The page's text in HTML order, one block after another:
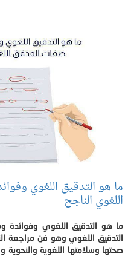
ما هو التدقيق اللغوي
اللغوي الناجح
ما هو التدقيق اللغوي وفوائدة
التدقيق اللغوي وهو فن مراجعة
صحتها وسلامتها اللغوية والنحوية